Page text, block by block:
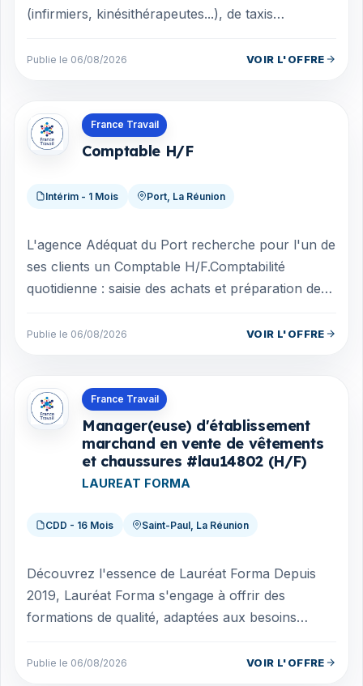
(infirmiers, kinésithérapeutes...), de taxis
Publie le 06/08/2026 VOIR L'OFFRE
France Travail
Comptable H/F
Intérim - 1 Mois Port, La Réunion
L'agence Adéquat du Port recherche pour l'un de
ses clients un Comptable H/F.Comptabilité
quotidienne : saisie des achats et préparation des
Publie le 06/08/2026 VOIR L'OFFRE
Offres en La Réunion
France Travail
Manager(euse) d'établissement
marchand en vente de vêtements
et chaussures #lau14802 (H/F)
LAUREAT FORMA
CDD - 16 Mois Saint-Paul, La Réunion
Découvrez l'essence de Lauréat Forma Depuis
2019, Lauréat Forma s'engage à offrir des
formations de qualité, adaptées aux besoins
Publie le 06/08/2026 VOIR L'OFFRE
Offres en La Réunion